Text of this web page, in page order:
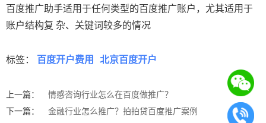
百度推广助手适用于任何类型的百度推广账户，尤其适用于
账户结构复 杂、关键词较多的情况
标签： 百度开户费用 北京百度开户
上一篇：
情感咨询行业怎么在百度做推广？
下一篇：
金融行业怎么推广？拍拍贷百度推广案例